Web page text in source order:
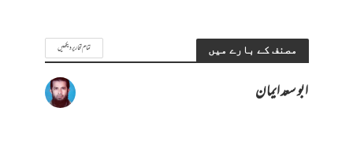
مصنف کے بارے میں تمام تحاریر دیکھیں
ابو سعد ایمان